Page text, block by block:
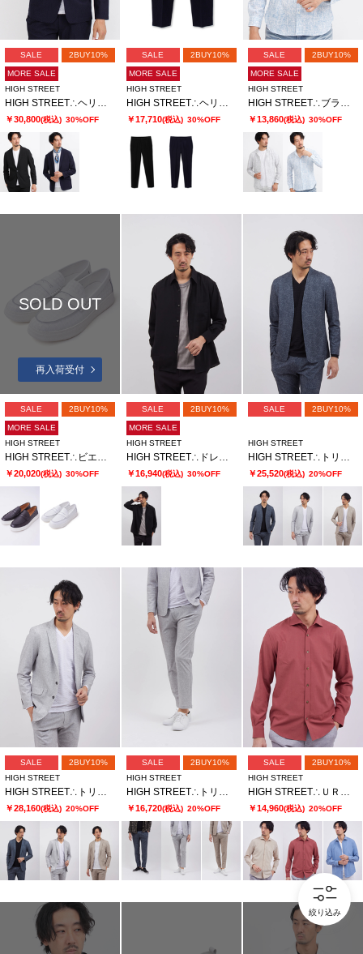
SALE 2BUY10%
MORE SALE
HIGH STREET
HIGH STREET∴ヘリンボンエアリーサッカーJK
￥30,800(税込) 30%OFF
SALE 2BUY10%
MORE SALE
HIGH STREET
HIGH STREET∴ヘリンボンエアリーサッカーイージーPT
￥17,710(税込) 30%OFF
SALE 2BUY10%
MORE SALE
HIGH STREET
HIGH STREET∴ブラッシュプリントサッカーショートウイングシャツ
￥13,860(税込) 30%OFF
SOLD OUT
再入荷受付
SALE 2BUY10%
MORE SALE
HIGH STREET
￥20,020(税込) 30%OFF
SALE 2BUY10%
MORE SALE
HIGH STREET
￥16,940(税込) 30%OFF
SALE 2BUY10%
HIGH STREET
￥25,520(税込) 20%OFF
SALE
2BUY10%
HIGH STREET
HIGH STREET∴トリコットメッシュポップサックＰＴＪＫ
￥28,160(税込) 20%OFF
SALE
2BUY10%
HIGH STREET
HIGH STREET∴トリコットメッシュポップサックＰＴイージーＰＴ
￥16,720(税込) 20%OFF
SALE
2BUY10%
HIGH STREET
HIGH STREET∴ＵＲＢＡＮ ＢＲＥＥＺＥカッタウェイシャツ
￥14,960(税込) 20%OFF
絞り込み